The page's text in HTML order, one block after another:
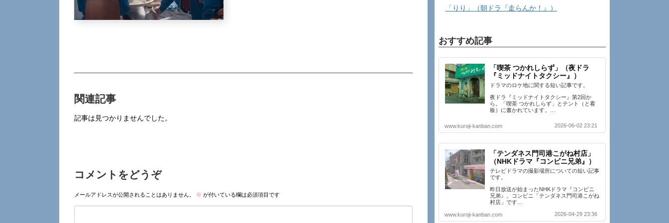
関連記事
記事は見つかりませんでした。
コメントをどうぞ
メールアドレスが公開されることはありません。 ※ が付いている欄は必須項目です
「りり」（朝ドラ『走らんか！』）
おすすめ記事
「喫茶 つかれしらず」（夜ドラ
『ミッドナイトタクシー』）
ドラマのロケ地に関する短い記事です。
夜ドラ『ミッドナイトタクシー』第2回か
ら。「喫茶 つかれしらず」とテント（と看
板）に書かれています。…
www.kuroji-kanban.com 2026-06-02 23:21
「テンダネス門司港こがね村店」
（NHKドラマ『コンビニ兄弟』）
テレビドラマの撮影場所についての短い記事
です。
昨日放送が始まったNHKドラマ『コンビニ
兄弟』。コンビニ「テンダネス門司港こがね
村店」です…
www.kuroji-kanban.com 2026-04-29 23:36